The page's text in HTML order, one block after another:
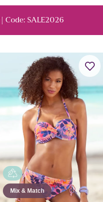
| Code: SALE2026
Mix & Match